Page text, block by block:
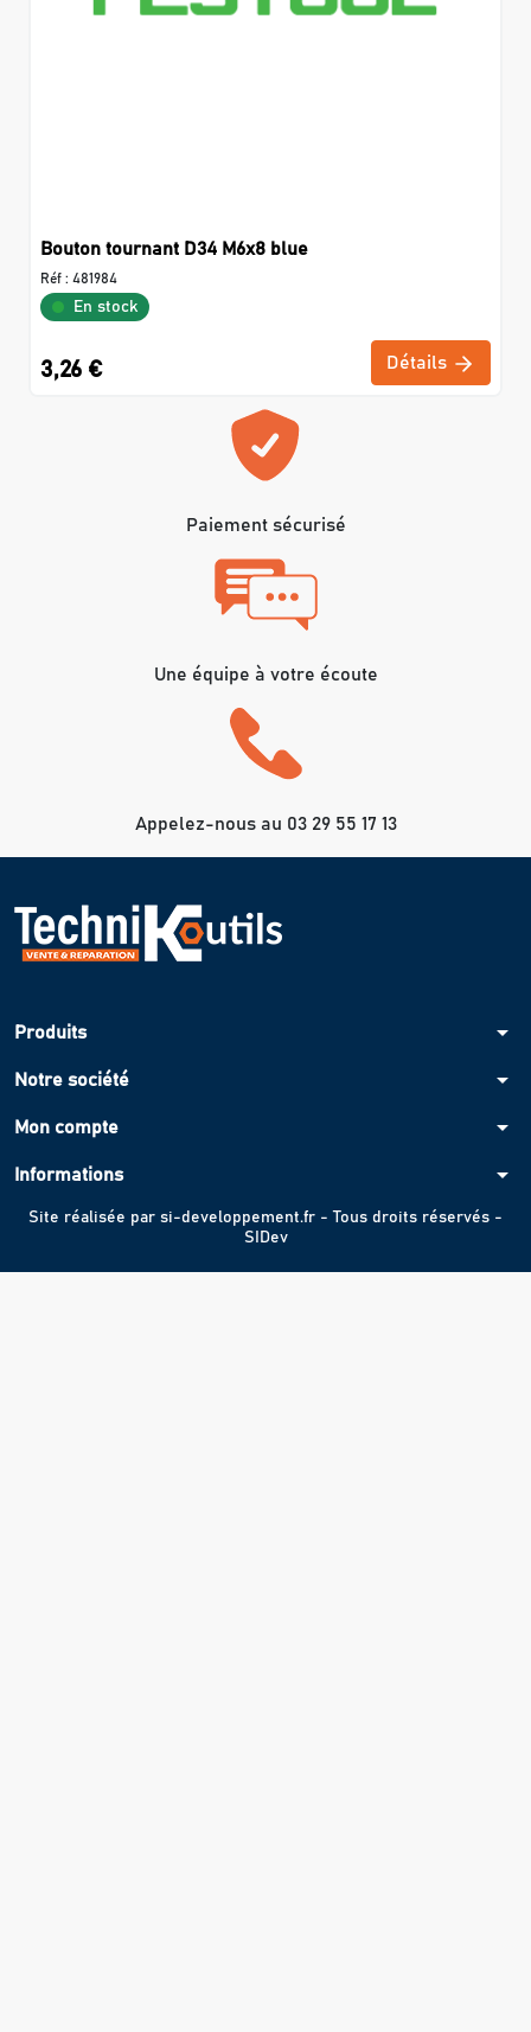
Bouton tournant D34 M6x8 blue
Réf : 481984
En stock
3,26 € Détails
Paiement sécurisé
Une équipe à votre écoute
Appelez-nous au 03 29 55 17 13
Produits arrow_drop_down
Notre société arrow_drop_down
Mon compte arrow_drop_down
Informations arrow_drop_down
Site réalisée par si-developpement.fr - Tous droits réservés -
SIDev